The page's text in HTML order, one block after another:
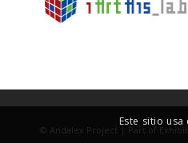
© Andalex Project | Part of
Este sitio